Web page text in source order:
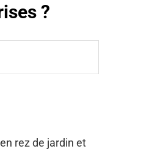
?
rez de jardin et